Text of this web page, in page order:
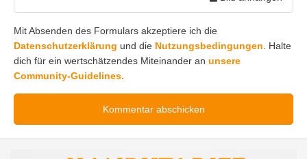
Mit Absenden des Formulars akzeptiere ich die
Datenschutzerklärung und die Nutzungsbedingungen . Halte
dich für ein wertschätzendes Miteinander an unsere
Community-Guidelines.